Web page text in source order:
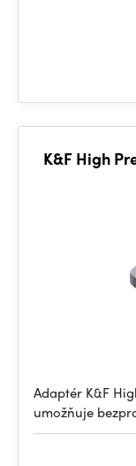
K&F High
Adaptér K&F
umožňuje